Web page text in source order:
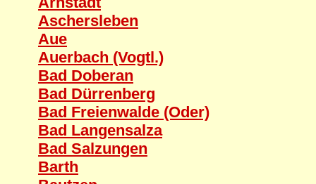
Aschersleben
Aue
Auerbach (Vogtl.)
Bad Doberan
Bad Dürrenberg
Bad Freienwalde (Oder)
Bad Langensalza
Bad Salzungen
Barth